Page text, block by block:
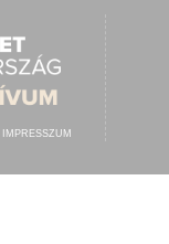
IMPRESSZUM